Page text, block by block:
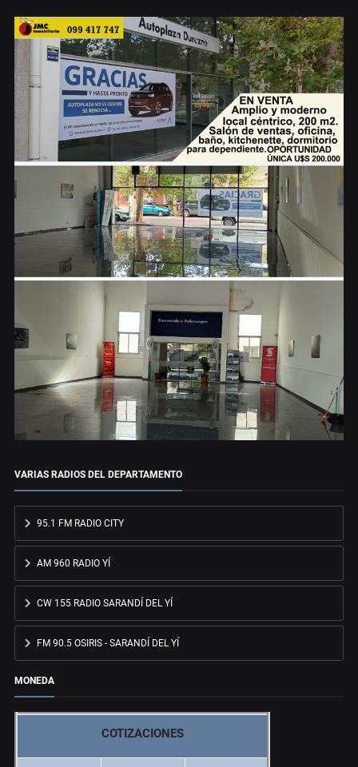
VARIAS RADIOS DEL DEPARTAMENTO
95.1 FM RADIO CITY
AM 960 RADIO YÍ
CW 155 RADIO SARANDÍ DEL YÍ
FM 90.5 OSIRIS - SARANDÍ DEL YÍ
MONEDA
COTIZACIONES